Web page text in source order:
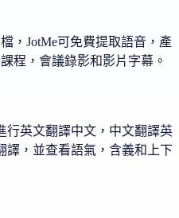
，JotMe可免費提取語音，產
程，會議錄影和影片字幕。
行英文翻譯中文，中文翻譯英
譯，並查看語氣，含義和上下